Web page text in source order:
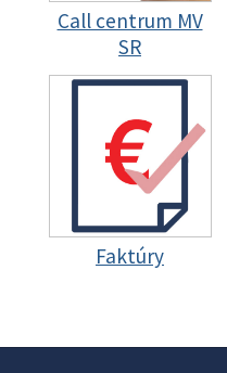
Call centrum MV
SR
Faktúry